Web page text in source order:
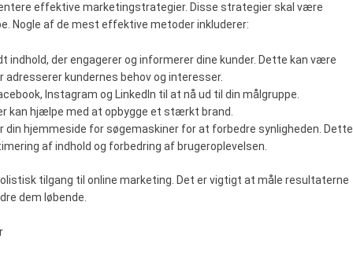
effektive marketingstrategier. Disse strategier skal være
Nogle af de mest effektive metoder inkluderer:
indhold, der engagerer og informerer dine kunder. Dette kan være
adresserer kundernes behov og interesser.
Instagram og LinkedIn til at nå ud til din målgruppe.
kan hjælpe med at opbygge et stærkt brand.
din hjemmeside for søgemaskiner for at forbedre synligheden. Dette
af indhold og forbedring af brugeroplevelsen.
tilgang til online marketing. Det er vigtigt at måle resultaterne
dem løbende.